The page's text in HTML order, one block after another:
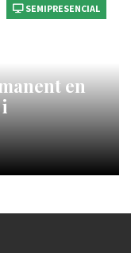
SEMIPRESENCIAL
en